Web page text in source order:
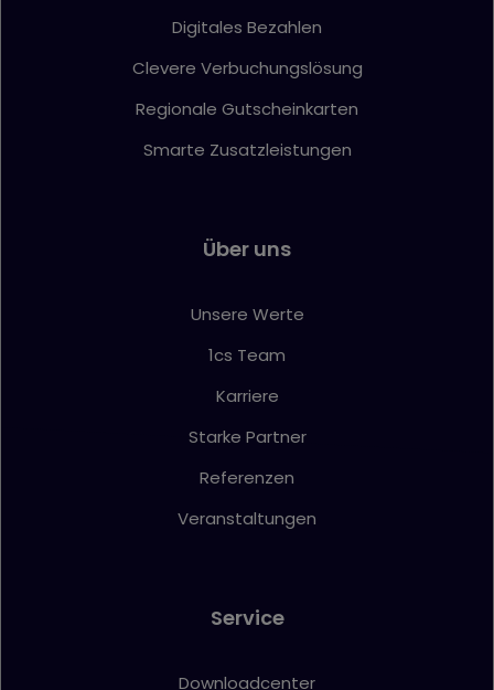
Digitales Bezahlen
Clevere Verbuchungslösung
Regionale Gutscheinkarten
Smarte Zusatzleistungen
Über uns
Unsere Werte
1cs Team
Karriere
Starke Partner
Referenzen
Veranstaltungen
Service
Downloadcenter